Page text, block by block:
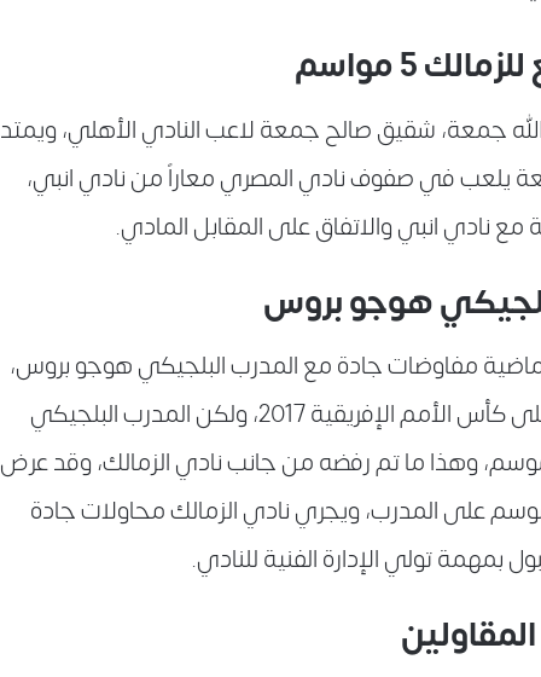
5 مواسم
جمعة، شقيق صالح جمعة لاعب النادي الأهلي، ويمتد
الله جمعة يلعب في صفوف نادي المصري معاراً من نادي انبي،
مع نادي انبي والاتفاق على المقابل المادي.
هوجو بروس
مفاوضات جادة مع المدرب البلجيكي هوجو بروس،
مدرب منتخب الكاميرون والحاصل على كأس الأمم الإفريقية 2017، ولكن المدرب البلجيكي
في الموسم، وهذا ما تم رفضه من جانب نادي الزمالك، وقد عرض
دولار في الموسم على المدرب، ويجري نادي الزمالك محاولات جادة
بمهمة تولي الإدارة الفنية للنادي.